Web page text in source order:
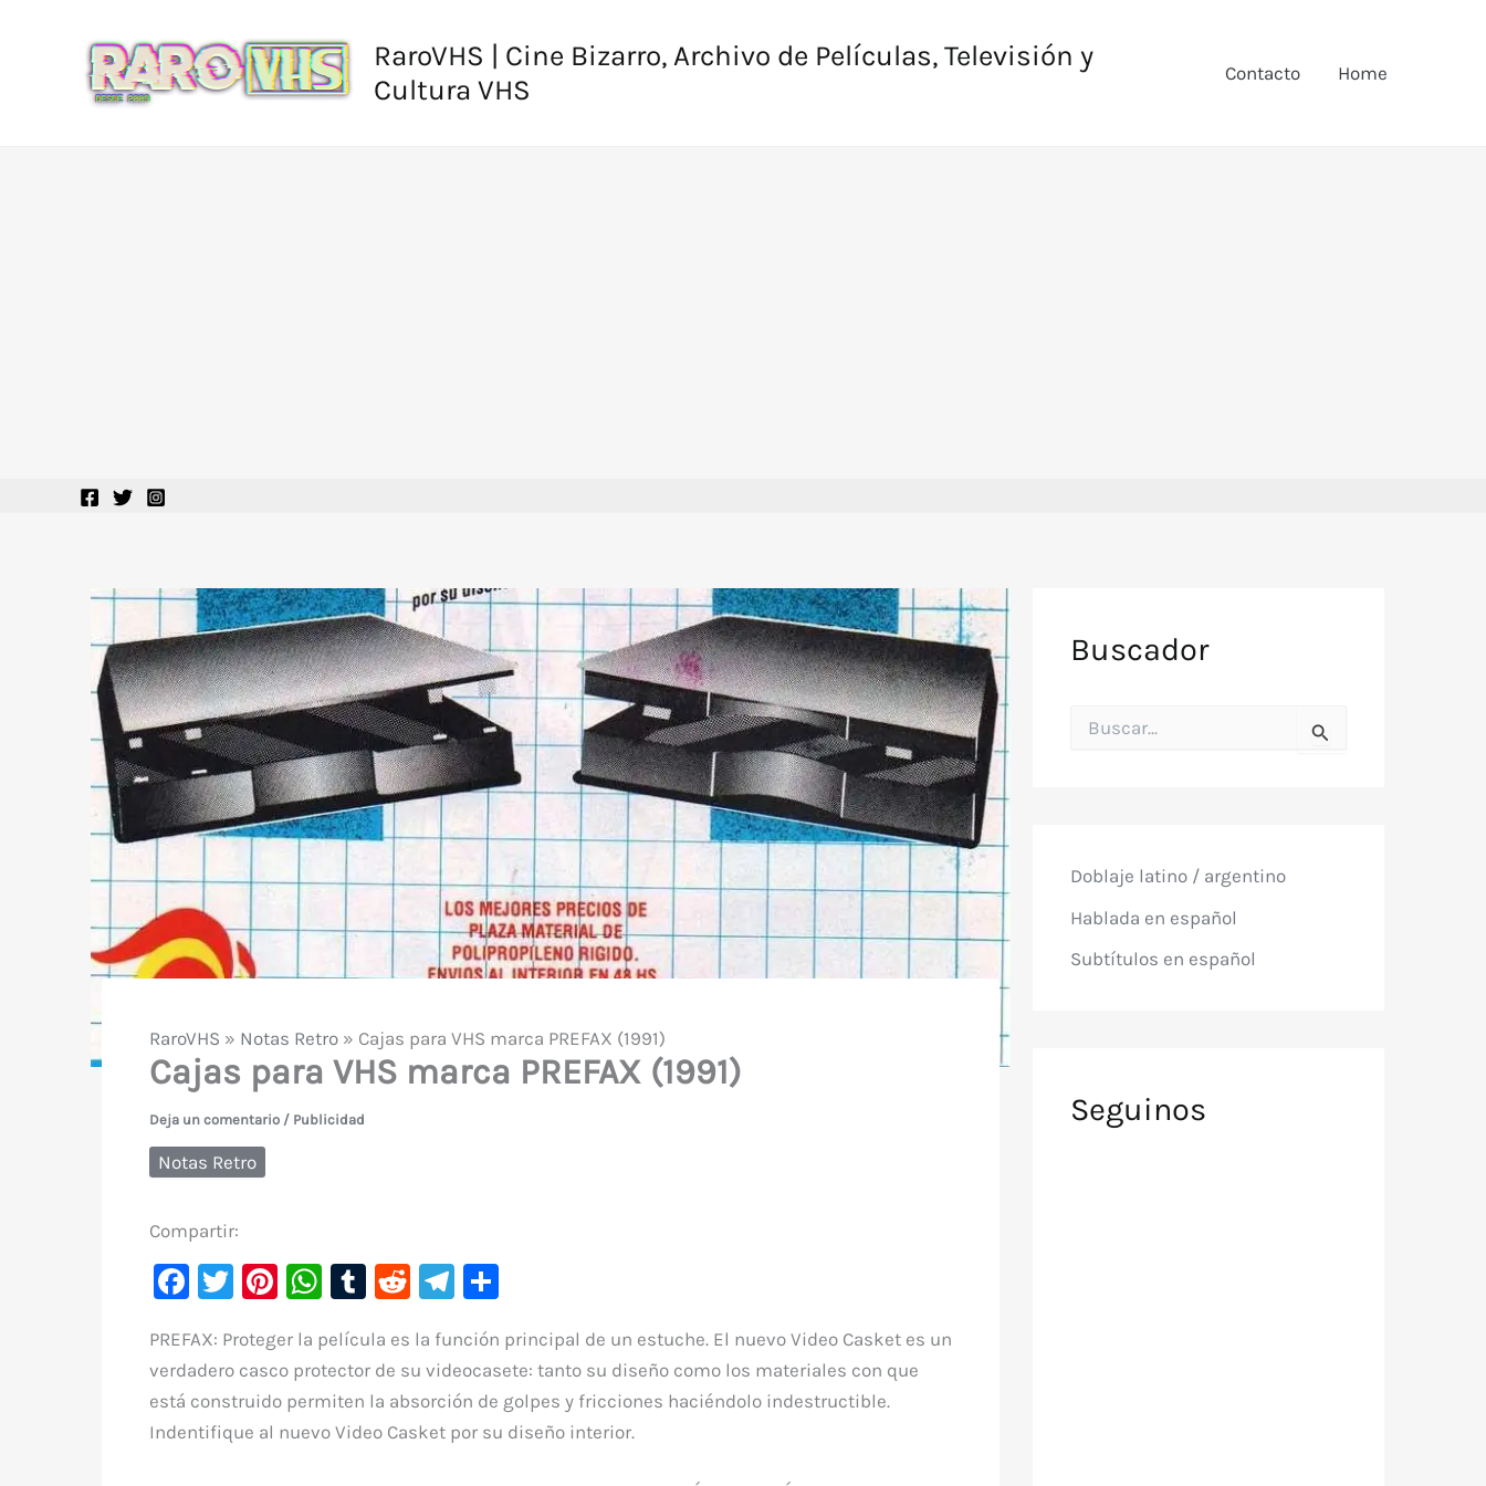
RaroVHS | Cine Bizarro, Archivo de Películas, Televisión y
Cultura VHS
Contacto Home
RaroVHS » Notas Retro» Cajas para VHS marca PREFAX (1991)
Cajas para VHS marca PREFAX (1991)
Deja un comentario / Publicidad
Notas Retro
Compartir:
F
c
e
b
T
it
te
r
Pi
er
e
st
W
at
s
A
T
m
bl
r
R
d
di
t
Te
gr
a
m
C
m
p
ar
PREFAX: Proteger la película es la función principal de un estuche. El nuevo Video Casket es un
verdadero casco protector de su videocasete: tanto su diseño como los materiales con que
está construido permiten la absorción de golpes y fricciones haciéndolo indestructible.
Indentifique al nuevo Video Casket por su diseño interior.
Buscador
o
:
Doblaje latino / argentino
Hablada en español
Subtítulos en español
Seguinos